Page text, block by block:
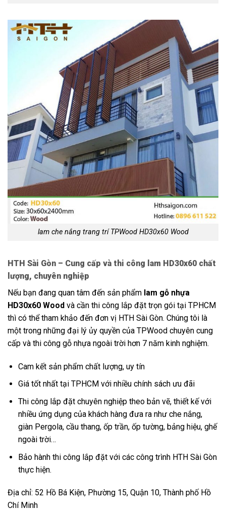
lam che nắng trang trí TPWood HD30x60 Wood
HTH Sài Gòn – Cung cấp và thi công lam HD30x60 chất
lượng, chuyên nghiệp
Nếu bạn đang quan tâm đến sản phẩm lam gỗ nhựa
HD30x60 Wood và cần thi công lắp đặt trọn gói tại TPHCM
thì có thể tham khảo đến đơn vị HTH Sài Gòn. Chúng tôi là
một trong những đại lý ủy quyền của TPWood chuyên cung
cấp và thi công gỗ nhựa ngoài trời hơn 7 năm kinh nghiệm.
Cam kết sản phẩm chất lượng, uy tín
Giá tốt nhất tại TPHCM với nhiều chính sách ưu đãi
Thi công lắp đặt chuyên nghiệp theo bản vẽ, thiết kế với
nhiều ứng dụng của khách hàng đưa ra như che nắng,
giàn Pergola, cầu thang, ốp trần, ốp tường, bảng hiệu, ghế
ngoài trời…
Bảo hành thi công lắp đặt với các công trình HTH Sài Gòn
thực hiện.
Địa chỉ: 52 Hồ Bá Kiện, Phường 15, Quận 10, Thành phố Hồ
Chí Minh